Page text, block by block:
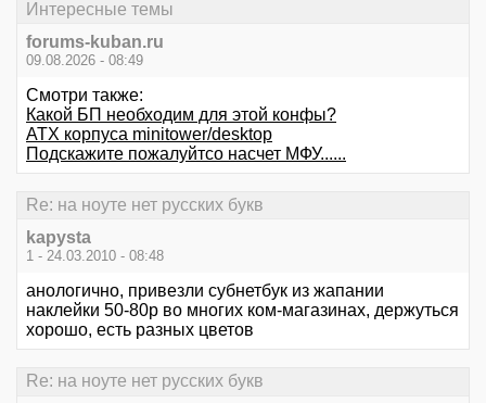
Интересные темы
forums-kuban.ru
09.08.2026 - 08:49
Смотри также:
Какой БП необходим для этой конфы?
ATX корпуса minitower/desktop
Подскажите пожалуйтсо насчет МФУ......
Re: на ноуте нет русских букв
kapysta
1 - 24.03.2010 - 08:48
анологично, привезли субнетбук из жапании
наклейки 50-80р во многих ком-магазинах, держуться
хорошо, есть разных цветов
Re: на ноуте нет русских букв